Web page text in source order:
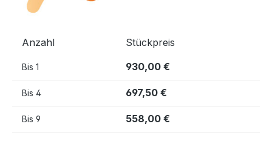
Anzahl Stückpreis
Bis 1 930,00 €
Bis 4 697,50 €
Bis 9 558,00 €